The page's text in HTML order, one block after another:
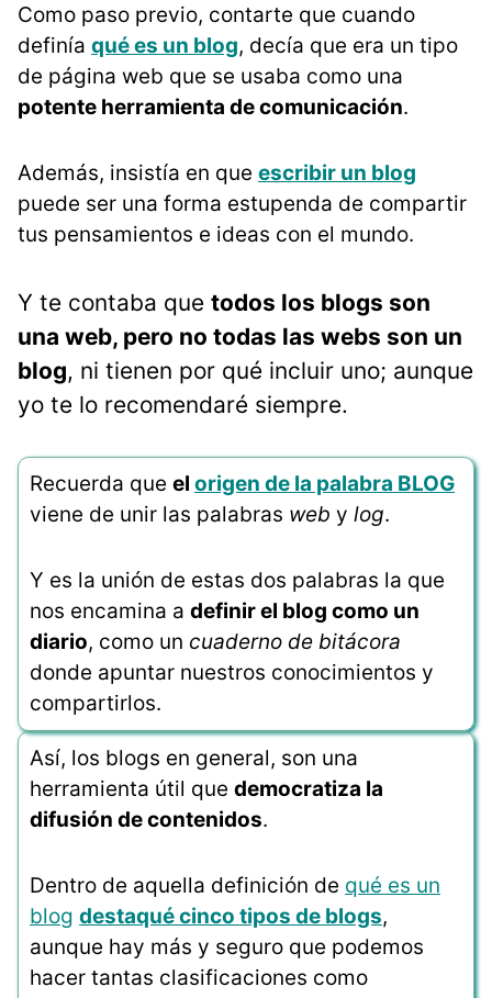
Como paso previo, contarte que cuando
definía qué es un blog, decía que era un tipo
de página web que se usaba como una
potente herramienta de comunicación.
Además, insistía en que escribir un blog
puede ser una forma estupenda de compartir
tus pensamientos e ideas con el mundo.
Y te contaba que todos los blogs son
una web, pero no todas las webs son un
blog, ni tienen por qué incluir uno; aunque
yo te lo recomendaré siempre.
Recuerda que el origen de la palabra BLOG
viene de unir las palabras web y log.
Y es la unión de estas dos palabras la que
nos encamina a definir el blog como un
diario, como un cuaderno de bitácora
donde apuntar nuestros conocimientos y
compartirlos.
Así, los blogs en general, son una
herramienta útil que democratiza la
difusión de contenidos.
Dentro de aquella definición de qué es un
blog destaqué cinco tipos de blogs,
aunque hay más y seguro que podemos
hacer tantas clasificaciones como